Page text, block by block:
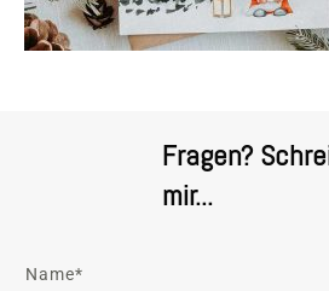
Fragen?
mir...
Name*